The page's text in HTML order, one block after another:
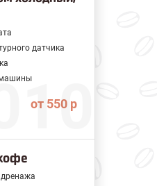
датчика
от 550 р